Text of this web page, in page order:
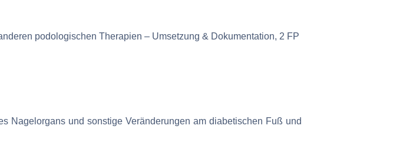
podologischen Therapien – Umsetzung & Dokumentation, 2 FP
Nagelorgans und sonstige Veränderungen am diabetischen Fuß und